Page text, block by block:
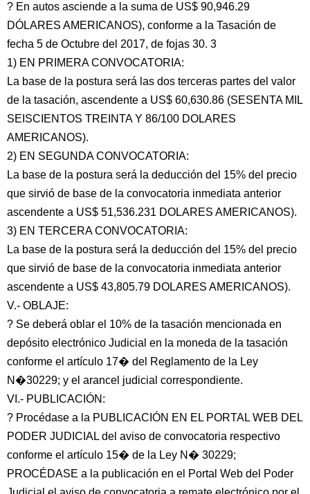
? En autos asciende a la suma de US$ 90,946.29
DÓLARES AMERICANOS), conforme a la Tasación de
fecha 5 de Octubre del 2017, de fojas 30. 3
1) EN PRIMERA CONVOCATORIA:
La base de la postura será las dos terceras partes del valor
de la tasación, ascendente a US$ 60,630.86 (SESENTA MIL
SEISCIENTOS TREINTA Y 86/100 DOLARES
AMERICANOS).
2) EN SEGUNDA CONVOCATORIA:
La base de la postura será la deducción del 15% del precio
que sirvió de base de la convocatoria inmediata anterior
ascendente a US$ 51,536.231 DOLARES AMERICANOS).
3) EN TERCERA CONVOCATORIA:
La base de la postura será la deducción del 15% del precio
que sirvió de base de la convocatoria inmediata anterior
ascendente a US$ 43,805.79 DOLARES AMERICANOS).
V.- OBLAJE:
? Se deberá oblar el 10% de la tasación mencionada en
depósito electrónico Judicial en la moneda de la tasación
conforme el artículo 17� del Reglamento de la Ley
N�30229; y el arancel judicial correspondiente.
VI.- PUBLICACIÓN:
? Procédase a la PUBLICACIÓN EN EL PORTAL WEB DEL
PODER JUDICIAL del aviso de convocatoria respectivo
conforme el artículo 15� de la Ley N� 30229;
PROCÉDASE a la publicación en el Portal Web del Poder